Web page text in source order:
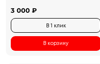
3 000 ₽
В 1 клик
В корзину